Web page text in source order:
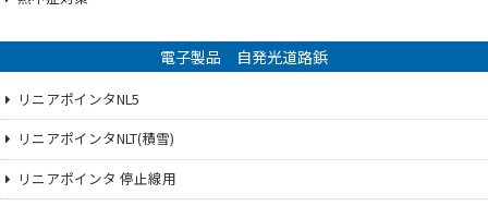
電子製品 自発光道路鋲
リニアポインタNL5
リニアポインタNLT(積雪)
リニアポインタ 停止線用